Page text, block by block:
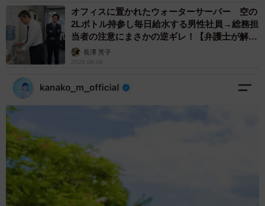
オフィスに置かれたウォーターサーバー 空の
2Lボトル持参し毎日給水する男性社員→総務担
当者の注意にまさかの逆ギレ！【弁護士が解
説】長澤 芳子
2026.08.08